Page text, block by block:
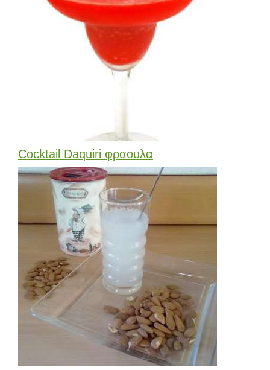
Cocktail Daquiri φραουλα